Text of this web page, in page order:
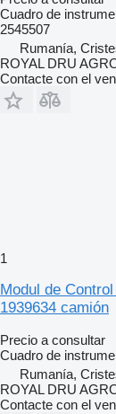
Cuadro de
2545507
Rumanía,
ROYAL DRU
Contacte con el
1
Modul de
1939634 camión
Precio a consultar
Cuadro de
Rumanía,
ROYAL DRU
Contacte con el